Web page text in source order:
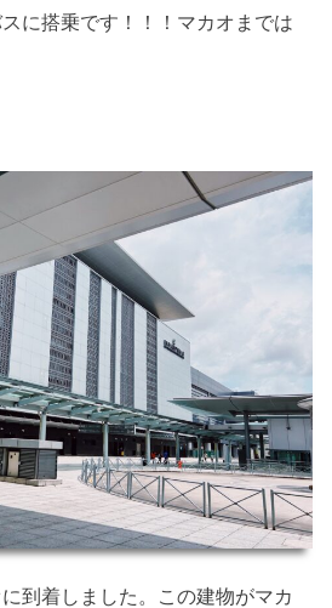
に搭乗です！！！マカオまでは
到着しました。この建物がマカ